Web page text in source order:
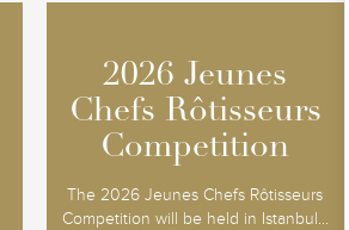
2026 Jeunes
Chefs Rôtisseurs
Competition
The 2026 Jeunes Chefs Rôtisseurs
Competition will be held in Istanbul...
2026 Jeunes
Chefs Rôtisseurs
Competition